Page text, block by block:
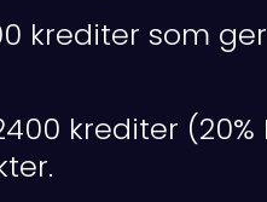
krediter som
krediter